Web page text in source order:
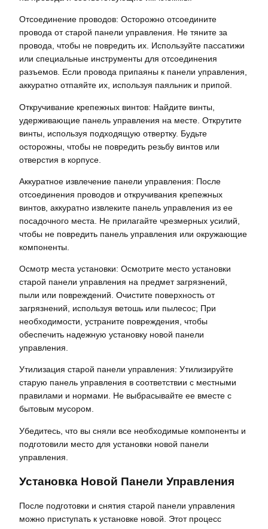
Отсоединение проводов: Осторожно отсоедините
провода от старой панели управления. Не тяните за
провода, чтобы не повредить их. Используйте пассатижи
или специальные инструменты для отсоединения
разъемов. Если провода припаяны к панели управления,
аккуратно отпаяйте их, используя паяльник и припой.
Откручивание крепежных винтов: Найдите винты,
удерживающие панель управления на месте. Открутите
винты, используя подходящую отвертку. Будьте
осторожны, чтобы не повредить резьбу винтов или
отверстия в корпусе.
Аккуратное извлечение панели управления: После
отсоединения проводов и откручивания крепежных
винтов, аккуратно извлеките панель управления из ее
посадочного места. Не прилагайте чрезмерных усилий,
чтобы не повредить панель управления или окружающие
компоненты.
Осмотр места установки: Осмотрите место установки
старой панели управления на предмет загрязнений,
пыли или повреждений. Очистите поверхность от
загрязнений, используя ветошь или пылесос; При
необходимости, устраните повреждения, чтобы
обеспечить надежную установку новой панели
управления.
Утилизация старой панели управления: Утилизируйте
старую панель управления в соответствии с местными
правилами и нормами. Не выбрасывайте ее вместе с
бытовым мусором.
Убедитесь, что вы сняли все необходимые компоненты и
подготовили место для установки новой панели
управления.
Установка Новой Панели Управления
После подготовки и снятия старой панели управления
можно приступать к установке новой. Этот процесс